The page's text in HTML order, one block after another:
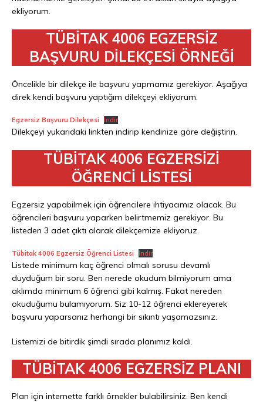
ekliyorum.
TÜBİTAK 4006 EGZERSİZ
BAŞVURU DİLEKÇESİ ÖRNEĞİ
Öncelikle bir dilekçe ile başvuru yapmamız gerekiyor. Aşağıya
direk kendi başvuru yaptığım dilekçeyi ekliyorum.
Egzersiz Başvuru Dilekçesi İndir
Dilekçeyi yukarıdaki linkten indirip kendinize göre değiştirin.
TÜBİTAK 4006 EGZERSİZİ
ÖĞRENCİ LİSTESİ
Egzersiz yapabilmek için öğrencilere ihtiyacımız olacak. Bu
öğrencileri başvuru yaparken belirtmemiz gerekiyor. Bu
listeden 3 adet çıktı alarak dilekçemize ekliyoruz.
Tübitak 4006 Egzersiz Öğrenci Listesi İndir
Listede minimum kaç öğrenci olmalı sorusu devamlı
duyduğum bir soru. Ben nerede okudum bilmiyorum ama
aklımda minimum 6 öğrenci gibi kalmış. Fakat nereden
okuduğumu bulamıyorum. Siz 10-12 öğrenci eklereyerek
başvuru yaparsanız herhangi bir sıkıntı yaşamazsınız.
Listemizi de bitirdik şimdi sırada planımız kaldı.
TÜBİTAK 4006 EGZERSİZ PLANI
Plan için internette farklı örnekler bulabilirsiniz. Ben kendi